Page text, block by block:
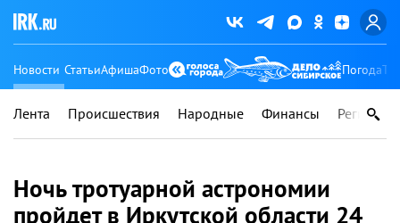
Новости СтатьиАфишаФото Погода
Лента Происшествия Народные Финансы Регионы
Ночь тротуарной астрономии
пройдет в Иркутской области 24